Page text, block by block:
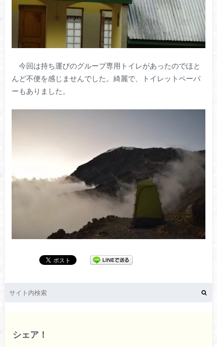
今回は持ち運びのグループ専用トイレがあったのでほと
んど不便を感じませんでした。綺麗で、トイレットペーパ
ーもありました。
シェア！